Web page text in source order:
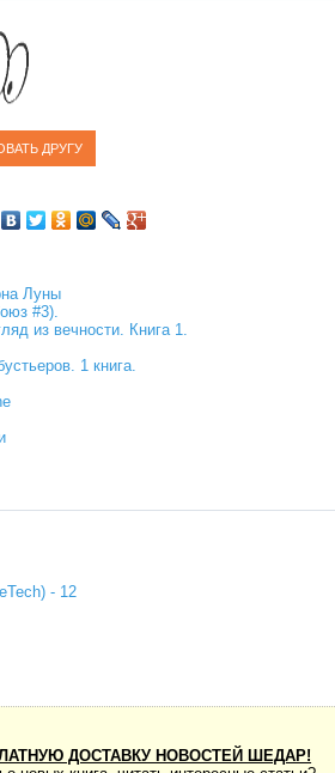
Луны
#3).
из вечности. Книга 1.
1 книга.
- 12
ДОСТАВКУ НОВОСТЕЙ ШЕДАР!